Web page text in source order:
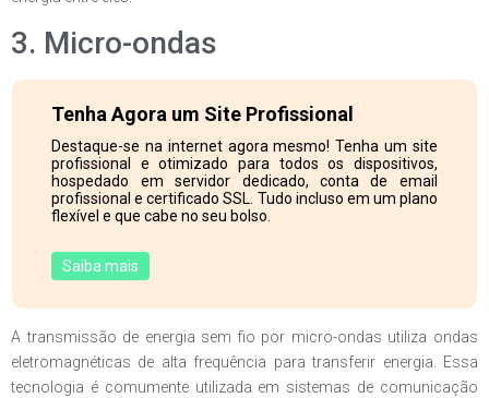
3. Micro-ondas
Tenha Agora um Site Profissional
Destaque-se na internet agora mesmo! Tenha um site
profissional e otimizado para todos os dispositivos,
hospedado em servidor dedicado, conta de email
profissional e certificado SSL. Tudo incluso em um plano
flexível e que cabe no seu bolso.
Saiba mais
A transmissão de energia sem fio por micro-ondas utiliza ondas
eletromagnéticas de alta frequência para transferir energia. Essa
tecnologia é comumente utilizada em sistemas de comunicação